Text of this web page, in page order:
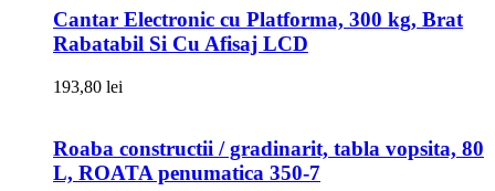
Cantar Electronic cu Platforma, 300 kg, Brat
Rabatabil Si Cu Afisaj LCD
193,80 lei
Roaba constructii / gradinarit, tabla vopsita, 80
L, ROATA penumatica 350-7